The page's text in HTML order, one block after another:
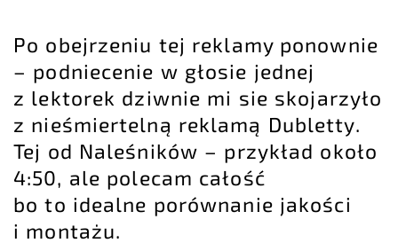
Po obejrzeniu tej reklamy ponownie
– podniecenie w głosie jednej
z lektorek dziwnie mi sie skojarzyło
z nieśmiertelną reklamą Dubletty.
Tej od Naleśników – przykład około
4:50, ale polecam całość
bo to idealne porównanie jakości
i montażu.